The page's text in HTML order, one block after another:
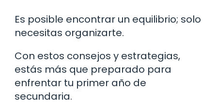
Es posible encontrar un equilibrio; solo
necesitas organizarte.
Con estos consejos y estrategias,
estás más que preparado para
enfrentar tu primer año de
secundaria.